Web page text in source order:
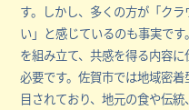
す。しかし、多くの方が「ク
い」と感じているのも事実で
を組み立て、共感を得る内容
必要です。佐賀市では地域密
目されており、地元の食や伝